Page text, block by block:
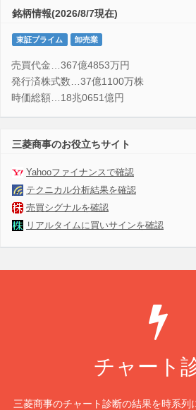
銘柄情報(2026/8/7現在)
東証プライム 卸売業
売買代金…367億4853万円
発行済株式数…37億1100万株
時価総額…18兆0651億円
三菱商事のお役立ちサイト
Yahooファイナンスで確認
テクニカル分析結果を確認
売買シグナルを確認
リアルタイムに買いサインを確認
チャート
三菱商事のチャート診断の結果を時系列